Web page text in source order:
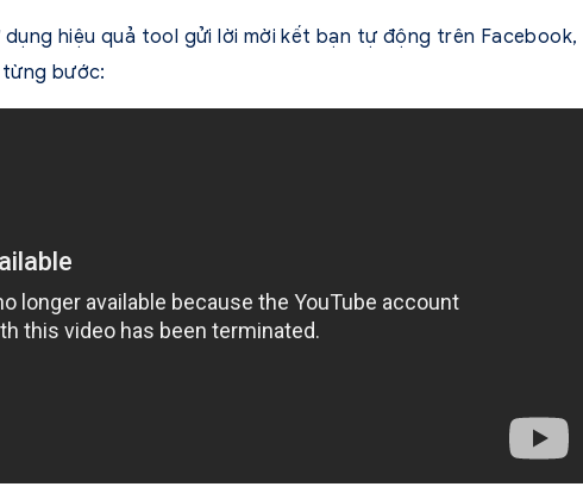
hiệu quả tool gửi lời mời kết bạn tự động trên Facebook,
bước: